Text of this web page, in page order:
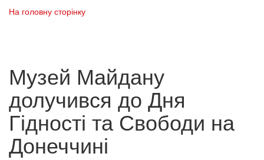
На головну сторінку
Музей Майдану
долучився до Дня
Гідності та Свободи на
Донеччині